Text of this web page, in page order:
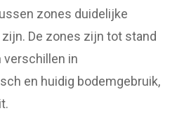
zones duidelijke
De zones zijn tot stand
verschillen in
en huidig bodemgebruik,